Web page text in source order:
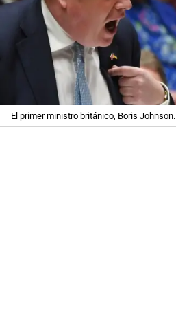
El primer ministro británico, Boris Johnson.